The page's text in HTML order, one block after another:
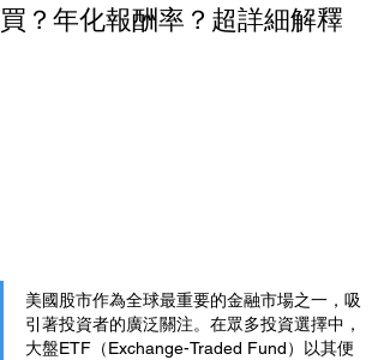
買？年化報酬率？超詳細解釋
美國股市作為全球最重要的金融市場之一，吸
引著投資者的廣泛關注。在眾多投資選擇中，
大盤ETF（Exchange-Traded Fund）以其便